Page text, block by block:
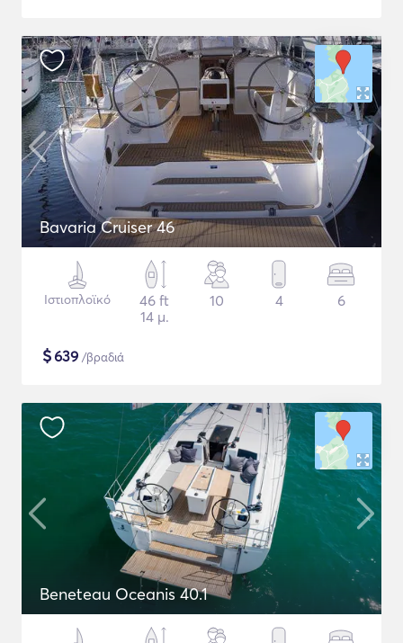
Bavaria Cruiser 46
Ιστιοπλοϊκό
46 ft
14 μ.
10 4 6
$639 /βραδιά
Beneteau Oceanis 40.1